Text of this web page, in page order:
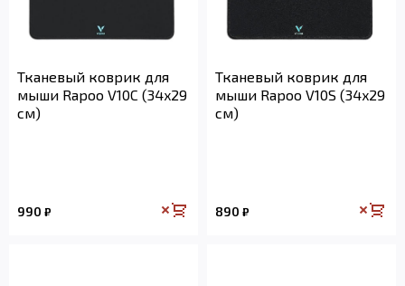
Тканевый коврик для
мыши Rapoo V10C (34x29
см)
990 ₽
Тканевый коврик для
мыши Rapoo V10S (34x29
см)
890 ₽